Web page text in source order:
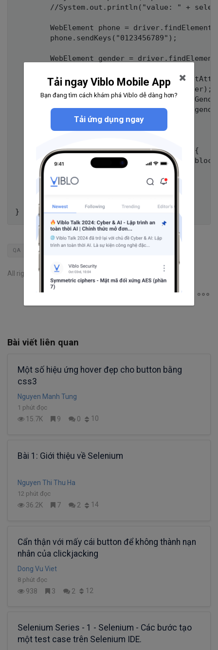
		String inputtedGender = gender.getAttribute("value");
		Assert.assertEquals("2", inputtedGender);
		} catch (InterruptedException e) {
			// TODO Auto-generated catch block
			e.printStackTrace();
		}
QA
All rights reserved
Bài viết liên quan
Một số hiệu ứng hover đẹp cho button bằng
css3
Nguyen Manh Tung
1 phút đọc
15.7K 9 0 10
Bài 1: Giới thiệu về Selenium
Nguyen Thi Thu Ha
12 phút đọc
36.2K 7 2 14
Cẩn thận với mấy cái button để không thành nạn
nhân của clickjacking
Dong Vu Viet
8 phút đọc
938 3 2 12
Selenium Series - 1 - Selenium - Các bước tạo
một test case trên Selenium IDE.
Tải ngay Viblo Mobile App
Bạn đang tìm cách khám phá Viblo dễ dàng hơn?
Tải ứng dụng ngay